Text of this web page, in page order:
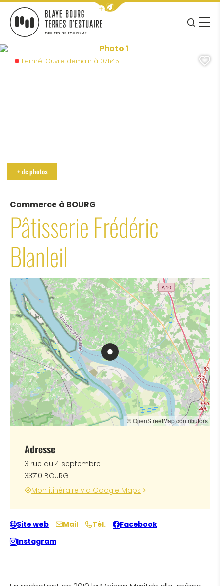
Afficher la barre de navigation
BLAYE BOURG TERRES D&#039;ESTUAIRE
JE
MENU
Commerce à BOURG
Pâtisserie Frédéric
Blanleil
Photo 1, ©Bourg Cubzaguais
+ de photos
Cubzaguais Tourisme
Fermé. Ouvre demain à 07h45
© OpenStreetMap contributors
Adresse
3 rue du 4 septembre
33710 BOURG
Mon itinéraire via Google Maps
Site web Mail Tél.
Facebook
Instagram